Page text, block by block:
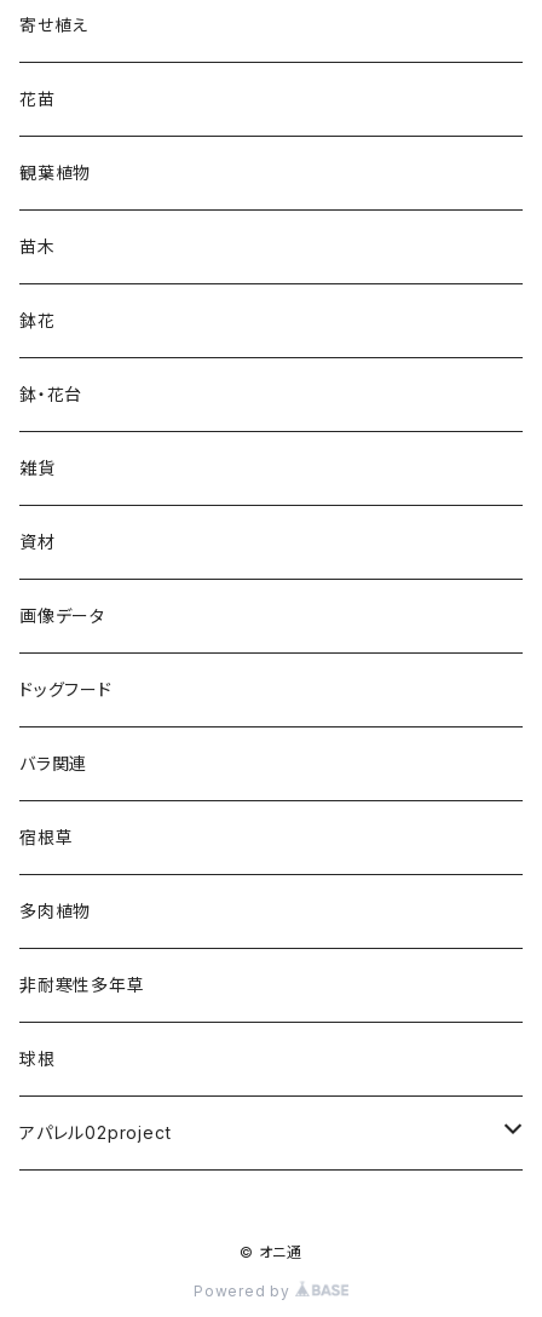
寄せ植え
花苗
観葉植物
苗木
鉢花
鉢・花台
雑貨
資材
画像データ
ドッグフード
バラ関連
宿根草
多肉植物
非耐寒性多年草
球根
アパレル02project
© オニ通
Powered by